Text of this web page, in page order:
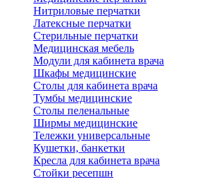
Нитриловые перчатки
Латексные перчатки
Стерильные перчатки
Медицинская мебель
Модули для кабинета врача
Шкафы медицинские
Столы для кабинета врача
Тумбы медицинские
Столы пеленальные
Ширмы медицинские
Тележки универсальные
Кушетки, банкетки
Кресла для кабинета врача
Стойки ресепшн